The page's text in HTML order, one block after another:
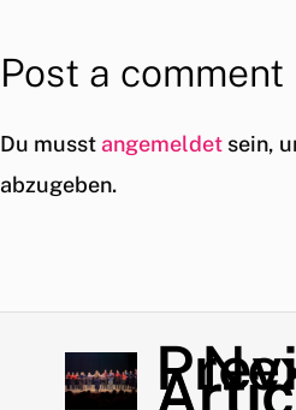
Post a comment
Du musst angemeldet sein,
abzugeben.